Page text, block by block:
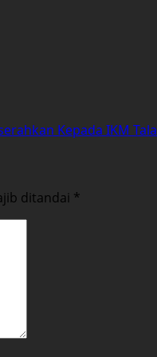
Kepada IKM Tala
ditandai *